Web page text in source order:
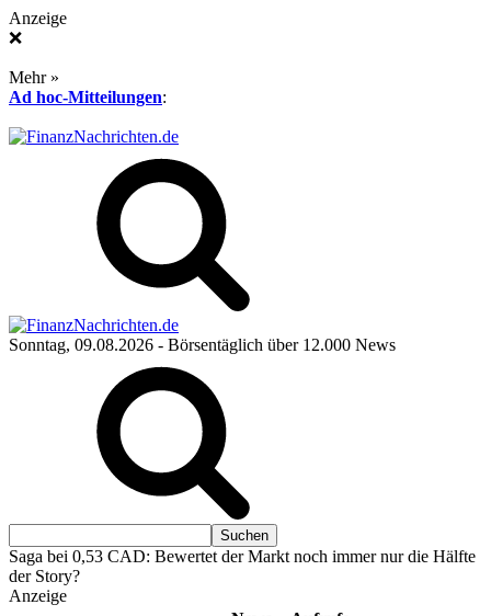
Anzeige
❌
Mehr »
Ad hoc-Mitteilungen:
Sonntag, 09.08.2026 - Börsentäglich über 12.000 News
Saga bei 0,53 CAD: Bewertet der Markt noch immer nur die Hälfte
der Story?
Anzeige